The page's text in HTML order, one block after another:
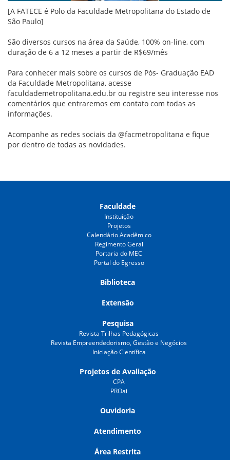
[A FATECE é Polo da Faculdade Metropolitana do Estado de
São Paulo]
São diversos cursos na área da Saúde, 100% on-line, com
duração de 6 a 12 meses a partir de R$69/mês
Para conhecer mais sobre os cursos de Pós- Graduação EAD
da Faculdade Metropolitana, acesse
faculdademetropolitana.edu.br ou registre seu interesse nos
comentários que entraremos em contato com todas as
informações.
Acompanhe as redes sociais da @facmetropolitana e fique
por dentro de todas as novidades.
Faculdade
Instituição
Projetos
Calendário Acadêmico
Regimento Geral
Portaria do MEC
Portal do Egresso
Biblioteca
Extensão
Pesquisa
Revista Trilhas Pedagógicas
Revista Empreendedorismo, Gestão e Negócios
Iniciação Científica
Projetos de Avaliação
CPA
PROai
Ouvidoria
Atendimento
Área Restrita